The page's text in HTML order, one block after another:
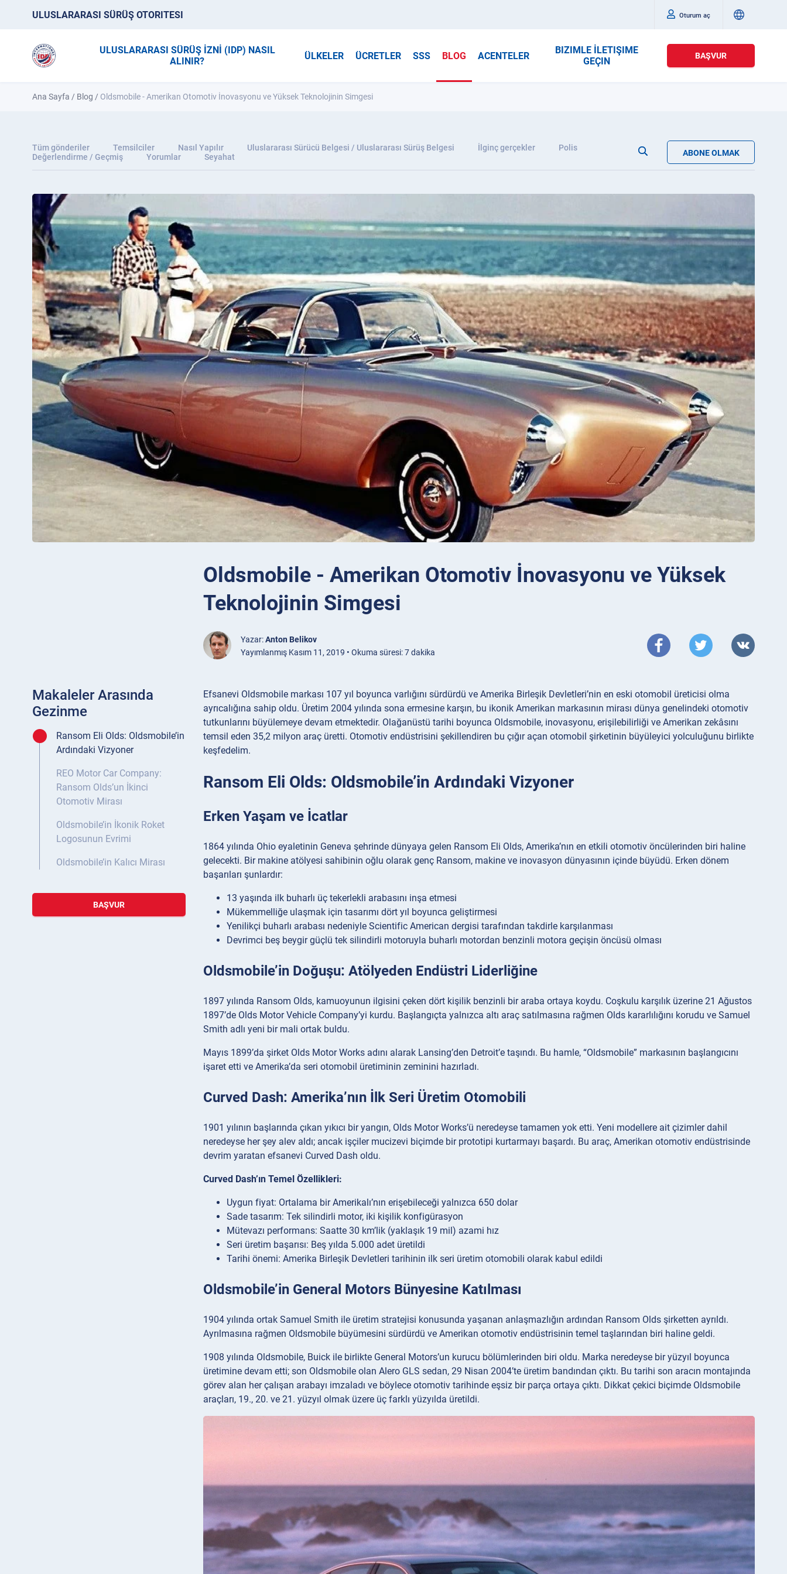
ULUSLARARASI SÜRÜŞ OTORITESI Oturum aç
ULUSLARARASI SÜRÜŞ İZNİ (IDP) NASIL
ALINIR?
ÜLKELER ÜCRETLER SSS BLOG ACENTELER
BIZIMLE İLETIŞIME
GEÇIN
BAŞVUR
Ana Sayfa / Blog / Oldsmobile - Amerikan Otomotiv İnovasyonu ve Yüksek Teknolojinin Simgesi
Tüm gönderiler Temsilciler Nasıl Yapılır Uluslararası Sürücü Belgesi / Uluslararası Sürüş Belgesi İlginç gerçekler
Polis
Değerlendirme / Geçmiş
Yorumlar Seyahat ABONE OLMAK
Oldsmobile - Amerikan Otomotiv İnovasyonu ve Yüksek
Teknolojinin Simgesi
Yazar:Anton Belikov
Yayımlanmış Kasım 11, 2019 • Okuma süresi: 7 dakika
Makaleler Arasında
Gezinme
Ransom Eli Olds: Oldsmobile’in
Ardındaki Vizyoner
REO Motor Car Company:
Ransom Olds’un İkinci
Otomotiv Mirası
Oldsmobile’in İkonik Roket
Logosunun Evrimi
Oldsmobile’in Kalıcı Mirası
BAŞVUR
Efsanevi Oldsmobile markası 107 yıl boyunca varlığını sürdürdü ve Amerika Birleşik Devletleri’nin en eski otomobil üreticisi olma
ayrıcalığına sahip oldu. Üretim 2004 yılında sona ermesine karşın, bu ikonik Amerikan markasının mirası dünya genelindeki otomotiv
tutkunlarını büyülemeye devam etmektedir. Olağanüstü tarihi boyunca Oldsmobile, inovasyonu, erişilebilirliği ve Amerikan zekâsını
temsil eden 35,2 milyon araç üretti. Otomotiv endüstrisini şekillendiren bu çığır açan otomobil şirketinin büyüleyici yolculuğunu birlikte
keşfedelim.
Ransom Eli Olds: Oldsmobile’in Ardındaki Vizyoner
Erken Yaşam ve İcatlar
1864 yılında Ohio eyaletinin Geneva şehrinde dünyaya gelen Ransom Eli Olds, Amerika’nın en etkili otomotiv öncülerinden biri haline
gelecekti. Bir makine atölyesi sahibinin oğlu olarak genç Ransom, makine ve inovasyon dünyasının içinde büyüdü. Erken dönem
başarıları şunlardır:
13 yaşında ilk buharlı üç tekerlekli arabasını inşa etmesi
Mükemmelliğe ulaşmak için tasarımı dört yıl boyunca geliştirmesi
Yenilikçi buharlı arabası nedeniyle Scientific American dergisi tarafından takdirle karşılanması
Devrimci beş beygir güçlü tek silindirli motoruyla buharlı motordan benzinli motora geçişin öncüsü olması
Oldsmobile’in Doğuşu: Atölyeden Endüstri Liderliğine
1897 yılında Ransom Olds, kamuoyunun ilgisini çeken dört kişilik benzinli bir araba ortaya koydu. Coşkulu karşılık üzerine 21 Ağustos
1897’de Olds Motor Vehicle Company’yi kurdu. Başlangıçta yalnızca altı araç satılmasına rağmen Olds kararlılığını korudu ve Samuel
Smith adlı yeni bir mali ortak buldu.
Mayıs 1899’da şirket Olds Motor Works adını alarak Lansing’den Detroit’e taşındı. Bu hamle, “Oldsmobile” markasının başlangıcını
işaret etti ve Amerika’da seri otomobil üretiminin zeminini hazırladı.
Curved Dash: Amerika’nın İlk Seri Üretim Otomobili
1901 yılının başlarında çıkan yıkıcı bir yangın, Olds Motor Works’ü neredeyse tamamen yok etti. Yeni modellere ait çizimler dahil
neredeyse her şey alev aldı; ancak işçiler mucizevi biçimde bir prototipi kurtarmayı başardı. Bu araç, Amerikan otomotiv endüstrisinde
devrim yaratan efsanevi Curved Dash oldu.
Curved Dash’ın Temel Özellikleri:
Uygun fiyat: Ortalama bir Amerikalı’nın erişebileceği yalnızca 650 dolar
Sade tasarım: Tek silindirli motor, iki kişilik konfigürasyon
Mütevazı performans: Saatte 30 km’lik (yaklaşık 19 mil) azami hız
Seri üretim başarısı: Beş yılda 5.000 adet üretildi
Tarihi önemi: Amerika Birleşik Devletleri tarihinin ilk seri üretim otomobili olarak kabul edildi
Oldsmobile’in General Motors Bünyesine Katılması
1904 yılında ortak Samuel Smith ile üretim stratejisi konusunda yaşanan anlaşmazlığın ardından Ransom Olds şirketten ayrıldı.
Ayrılmasına rağmen Oldsmobile büyümesini sürdürdü ve Amerikan otomotiv endüstrisinin temel taşlarından biri haline geldi.
1908 yılında Oldsmobile, Buick ile birlikte General Motors’un kurucu bölümlerinden biri oldu. Marka neredeyse bir yüzyıl boyunca
üretimine devam etti; son Oldsmobile olan Alero GLS sedan, 29 Nisan 2004’te üretim bandından çıktı. Bu tarihi son aracın montajında
görev alan her çalışan arabayı imzaladı ve böylece otomotiv tarihinde eşsiz bir parça ortaya çıktı. Dikkat çekici biçimde Oldsmobile
araçları, 19., 20. ve 21. yüzyıl olmak üzere üç farklı yüzyılda üretildi.